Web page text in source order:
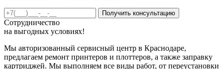
Получить консультацию
Сотрудничество
на выгодных условиях!
Мы авторизованный сервисный центр в Краснодаре,
предлагаем ремонт принтеров и плоттеров, а также заправку
картриджей. Мы выполняем все виды работ, от переустановки